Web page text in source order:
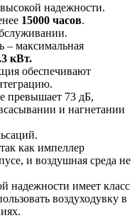
надежности.
15000 часов.
– максимальная
кВт.
обеспечивают
превышает 73 дБ,
и нагнетании
как импеллер
и воздушная среда не
надежности имеет класс
воздуходувку в